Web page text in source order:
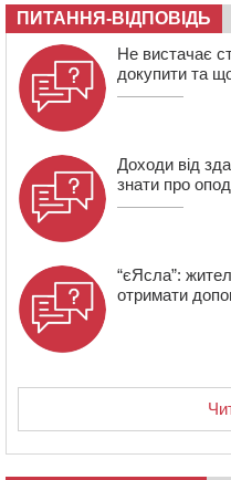
14:31 У Каневі аномальна
роботі
14:02
На Черкащині
зерна нового врожаю
ПИТАННЯ-ВІДПОВІДЬ
Не вистачає
докупити та
Доходи від
знати про
“єЯсла”:
отримати